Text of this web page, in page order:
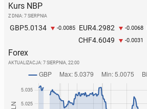
Kurs NBP
Z DNIA: 7 SIERPNIA
GBP5.0134 -0.0085 EUR4.2982 -0.0068
CHF4.6049 -0.0031
Forex
AKTUALIZACJA: 7 SIERPNIA, 22:00